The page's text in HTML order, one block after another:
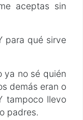
aceptas sin
para qué sirve
ya no sé quién
demás eran o
tampoco llevo
padres.